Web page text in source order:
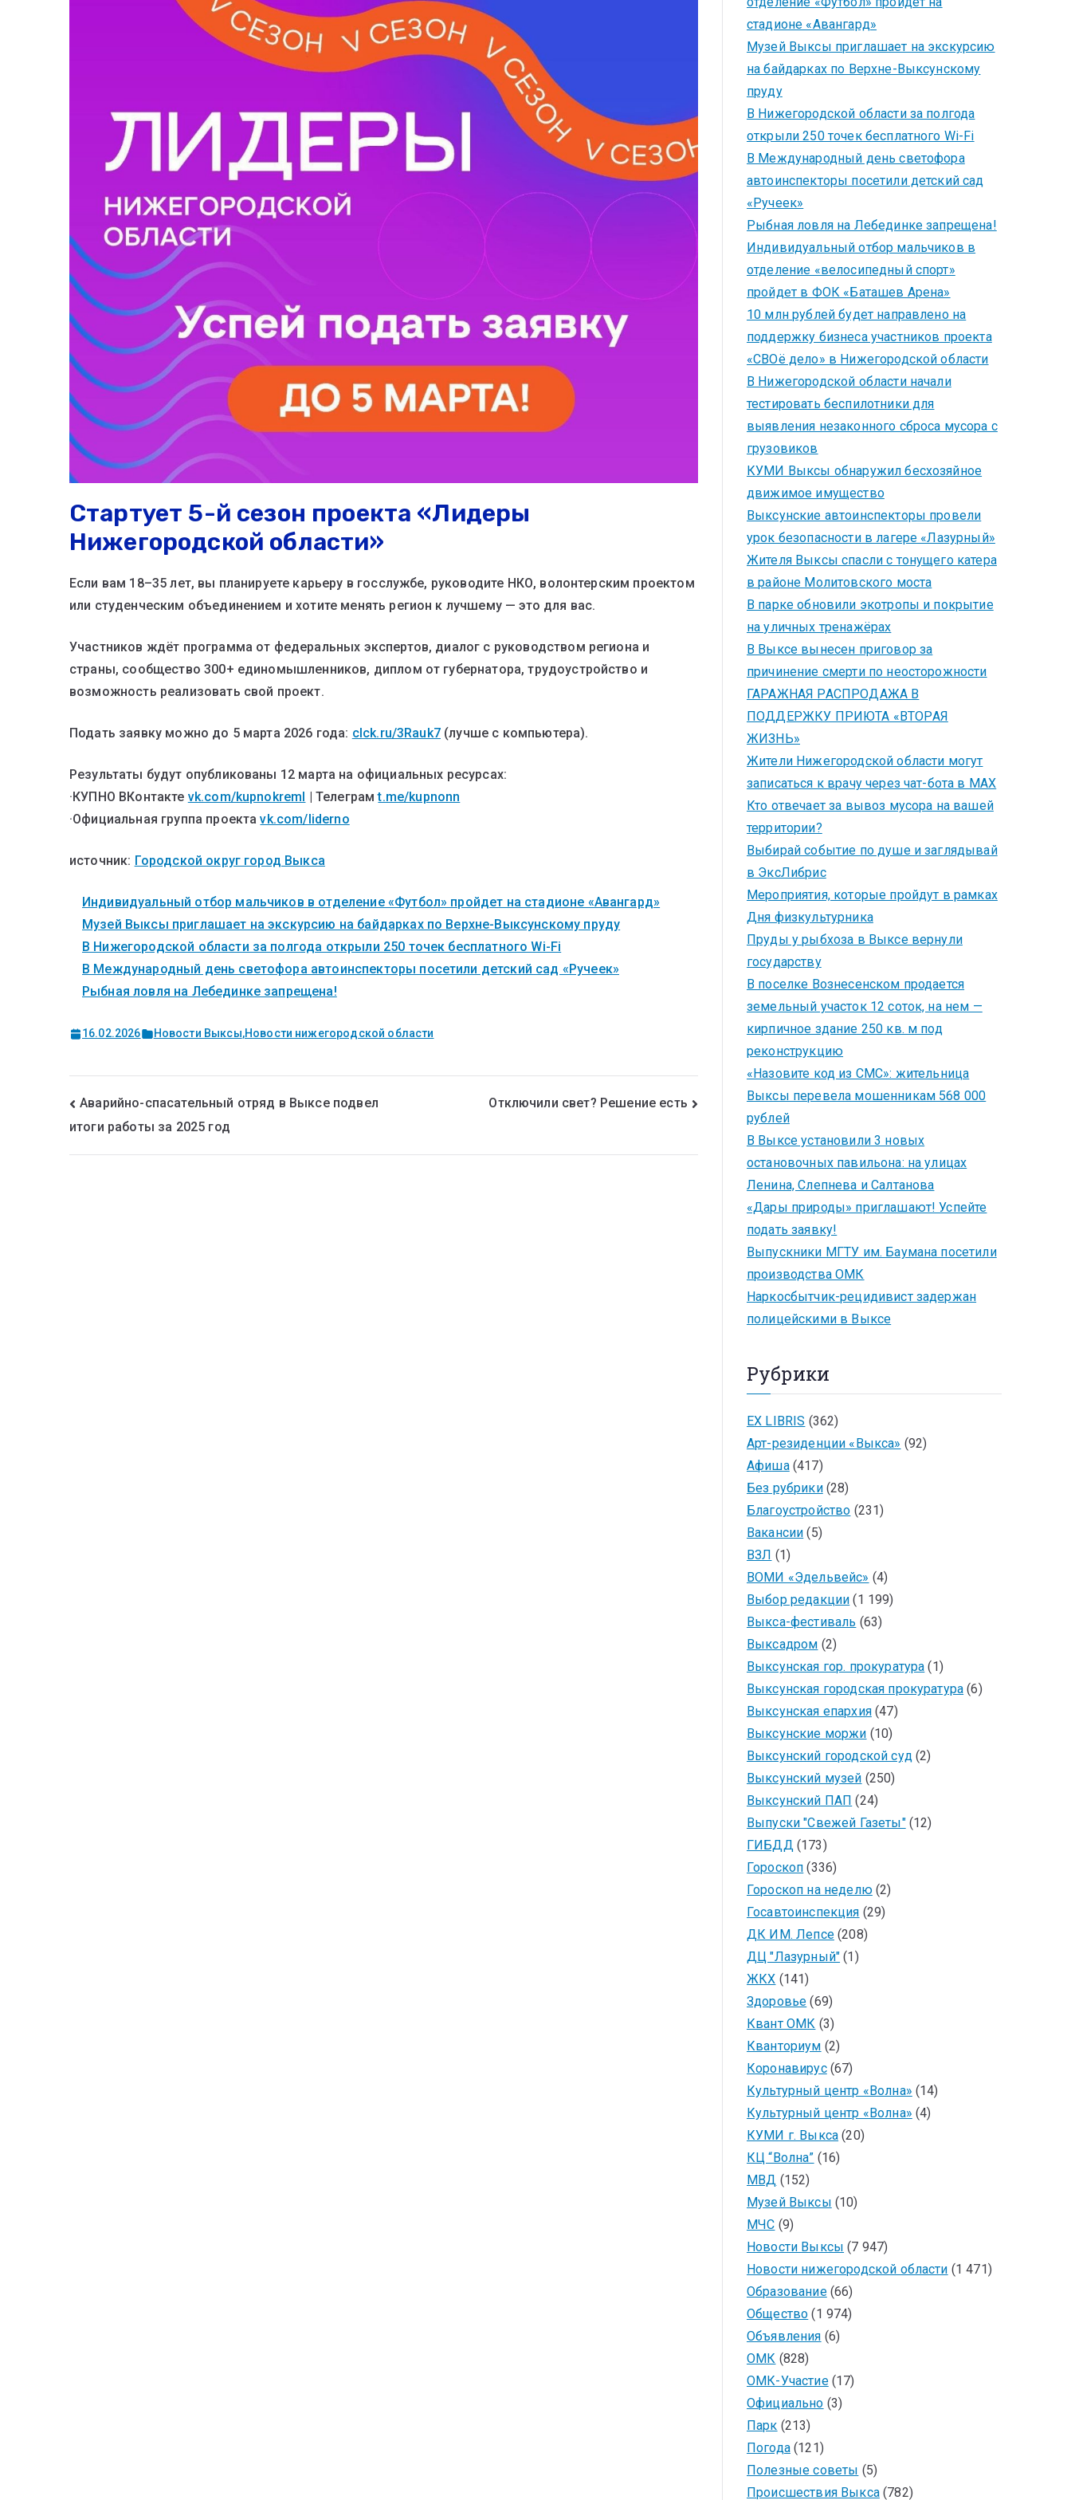
Стартует 5-й сезон проекта «Лидеры
Нижегородской области»
Если вам 18–35 лет, вы планируете карьеру в госслужбе, руководите НКО, волонтерским проектом
или студенческим объединением и хотите менять регион к лучшему — это для вас.
Участников ждёт программа от федеральных экспертов, диалог с руководством региона и
страны, сообщество 300+ единомышленников, диплом от губернатора, трудоустройство и
возможность реализовать свой проект.
Подать заявку можно до 5 марта 2026 года: clck.ru/3Rauk7(лучше с компьютера).
Результаты будут опубликованы 12 марта на официальных ресурсах:
·КУПНО ВКонтакте vk.com/kupnokreml | Телеграмt.me/kupnonn
·Официальная группа проектаvk.com/liderno
источник: Городской округ город Выкса
Индивидуальный отбор мальчиков в отделение «Футбол» пройдет на стадионе «Авангард»
Музей Выксы приглашает на экскурсию на байдарках по Верхне-Выксунскому пруду
В Нижегородской области за полгода открыли 250 точек бесплатного Wi-Fi
В Международный день светофора автоинспекторы посетили детский сад «Ручеек»
Рыбная ловля на Лебединке запрещена!
16.02.2026 Новости Выксы,Новости нижегородской области
Аварийно-спасательный отряд в Выксе подвел
итоги работы за 2025 год
Отключили свет? Решение есть
стадионе «Авангард»
Музей Выксы приглашает на экскурсию
на байдарках по Верхне-Выксунскому
пруду
В Нижегородской области за полгода
открыли 250 точек бесплатного Wi-Fi
В Международный день светофора
автоинспекторы посетили детский сад
«Ручеек»
Рыбная ловля на Лебединке запрещена!
Индивидуальный отбор мальчиков в
отделение «велосипедный спорт»
пройдет в ФОК «Баташев Арена»
10 млн рублей будет направлено на
поддержку бизнеса участников проекта
«СВОё дело» в Нижегородской области
В Нижегородской области начали
тестировать беспилотники для
выявления незаконного сброса мусора с
грузовиков
КУМИ Выксы обнаружил бесхозяйное
движимое имущество
Выксунские автоинспекторы провели
урок безопасности в лагере «Лазурный»
Жителя Выксы спасли с тонущего катера
в районе Молитовского моста
В парке обновили экотропы и покрытие
на уличных тренажёрах
В Выксе вынесен приговор за
причинение смерти по неосторожности
ГАРАЖНАЯ РАСПРОДАЖА В
ПОДДЕРЖКУ ПРИЮТА «ВТОРАЯ
ЖИЗНЬ»
Жители Нижегородской области могут
записаться к врачу через чат-бота в MAX
Кто отвечает за вывоз мусора на вашей
территории?
Выбирай событие по душе и заглядывай
в ЭксЛибрис
Мероприятия, которые пройдут в рамках
Дня физкультурника
Пруды у рыбхоза в Выксе вернули
государству
В поселке Вознесенском продается
земельный участок 12 соток, на нем —
кирпичное здание 250 кв. м под
реконструкцию
«Назовите код из СМС»: жительница
Выксы перевела мошенникам 568 000
рублей
В Выксе установили 3 новых
остановочных павильона: на улицах
Ленина, Слепнева и Салтанова
«Дары природы» приглашают! Успейте
подать заявку!
Выпускники МГТУ им. Баумана посетили
производства ОМК
Наркосбытчик-рецидивист задержан
полицейскими в Выксе
Рубрики
EX LIBRIS (362)
Арт-резиденции «Выкса» (92)
Афиша(417)
Без рубрики(28)
Благоустройство (231)
Вакансии (5)
ВЗЛ (1)
ВОМИ «Эдельвейс» (4)
Выбор редакции (1 199)
Выкса-фестиваль (63)
Выксадром (2)
Выксунская гор. прокуратура (1)
Выксунская городская прокуратура (6)
Выксунская епархия(47)
Выксунские моржи (10)
Выксунский городской суд(2)
Выксунский музей (250)
Выксунский ПАП (24)
Выпуски "Свежей Газеты"(12)
ГИБДД(173)
Гороскоп (336)
Гороскоп на неделю(2)
Госавтоинспекция (29)
ДК ИМ. Лепсе(208)
ДЦ "Лазурный" (1)
ЖКХ (141)
Здоровье (69)
Квант ОМК (3)
Кванториум (2)
Коронавирус(67)
Культурный центр «Волна» (14)
Культурный центр «Волна» (4)
КУМИ г. Выкса (20)
КЦ “Волна” (16)
МВД (152)
Музей Выксы (10)
МЧС (9)
Новости Выксы (7 947)
Новости нижегородской области (1 471)
Образование(66)
Общество (1 974)
Объявления (6)
ОМК (828)
ОМК-Участие(17)
Официально (3)
Парк (213)
Погода(121)
Полезные советы (5)
Происшествия Выкса(782)